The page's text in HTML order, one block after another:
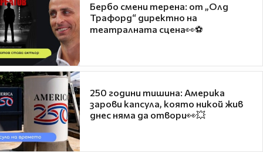
Бербо смени терена: от „Олд
Трафорд“ директно на
театралната сцена👀⚽
250 години тишина: Америка
зарови капсула, която никой жив
днес няма да отвори👀💥